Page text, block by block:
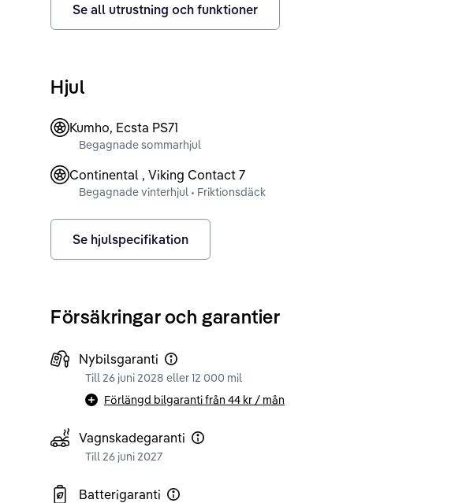
Se all utrustning och funktioner
Hjul
Kumho, Ecsta PS71
Begagnade sommarhjul
Continental , Viking Contact 7
Begagnade vinterhjul • Friktionsdäck
Se hjulspecifikation
Försäkringar och garantier
Nybilsgaranti
Till 26 juni 2028 eller 12 000 mil
Förlängd bilgaranti från 44 kr / mån
Vagnskadegaranti
Till 26 juni 2027
Batterigaranti